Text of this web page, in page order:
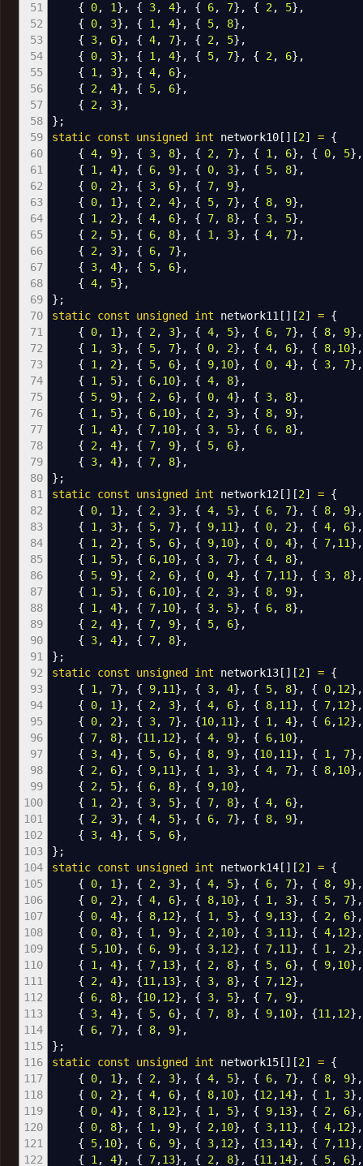
51
52
53
54
55
56
57
58
59
60
61
62
63
64
65
66
67
68
69
70
71
72
73
74
75
76
77
78
79
80
81
82
83
84
85
86
87
88
89
90
91
92
93
94
95
96
97
98
99
100
101
102
103
104
105
106
107
108
109
110
111
112
113
114
115
116
117
118
119
120
121
122
{
0, 1} , { 3, 4} , { 6, 7} , { 2, 5} ,
{
0, 3} , { 1, 4} , { 5, 8} ,
{
3, 6} , { 4, 7} , { 2, 5} ,
{
0, 3} , { 1, 4} , { 5, 7} , { 2, 6} ,
{
1, 3} , { 4, 6} ,
{
2, 4} , { 5, 6} ,
{
2, 3} ,
} ;
static const unsigned int network10[ ] [2] = {
{ 4, 9} , { 3, 8} , { 2, 7} , { 1, 6} , { 0, 5} ,
{
1, 4} , { 6, 9} , { 0, 3} , { 5, 8} ,
{
0, 2} , { 3, 6} , { 7, 9} ,
{
0, 1} , { 2, 4} , { 5, 7} , { 8, 9} ,
{
1, 2} , { 4, 6} , { 7, 8} , { 3, 5} ,
{
2, 5} , { 6, 8} , { 1, 3} , { 4, 7} ,
{
2, 3} , { 6, 7} ,
{
3, 4} , { 5, 6} ,
{ 4, 5} ,
} ;
static const unsigned int network11[ ] [2] = {
{
0, 1} , { 2, 3} , { 4, 5} , { 6, 7} , { 8, 9} ,
{
1, 3} , { 5, 7} , { 0, 2} , { 4, 6} , { 8,10} ,
{
1, 2} , { 5, 6} , { 9,10} , { 0, 4} , { 3, 7} ,
{
1, 5} , { 6,10} , { 4, 8} ,
{
5, 9} , { 2, 6} , { 0, 4} , { 3, 8} ,
{
1, 5} , { 6,10} , { 2, 3} , { 8, 9} ,
{
1, 4} , { 7,10} , { 3, 5} , { 6, 8} ,
{
2, 4} , { 7, 9} , { 5, 6} ,
{
3, 4} , { 7, 8} ,
} ;
static const unsigned int network12[ ] [2] = {
{
0, 1} , { 2, 3} , { 4, 5} , { 6, 7} , { 8, 9}
{
1, 3} , { 5, 7} , { 9,11} , { 0, 2} , { 4, 6}
{
1, 2} , { 5, 6} , { 9,10} , { 0, 4} , { 7,11} ,
{
1, 5} , { 6,10} , { 3, 7} , { 4, 8} ,
{
5, 9} , { 2, 6} , { 0, 4} , { 7,11} , { 3, 8} ,
{
1, 5} , { 6,10} , { 2, 3} , { 8, 9} ,
{
1, 4} , { 7,10} , { 3, 5} , { 6, 8} ,
{
2, 4} , { 7, 9} , { 5, 6} ,
{
3, 4} , { 7, 8} ,
} ;
static const unsigned int network13[ ] [2] = {
{
1, 7} , { 9,11} , { 3, 4} , { 5, 8} , { 0,12}
{
0, 1} , { 2, 3} , { 4, 6} , { 8,11} , { 7,12}
{
0, 2} , { 3, 7} , {10,11} , { 1, 4} , { 6,12} ,
{
7, 8} , {11,12} , { 4, 9} , { 6,10} ,
{
3, 4} , { 5, 6} , { 8, 9} , {10,11} , { 1, 7} ,
{
2, 6} , { 9,11} , { 1, 3} , { 4, 7} , { 8,10}
{
2, 5} , { 6, 8} , { 9,10} ,
{
1, 2} , { 3, 5} , { 7, 8} , { 4, 6} ,
{
2, 3} , { 4, 5} , { 6, 7} , { 8, 9} ,
{
3, 4} , { 5, 6} ,
} ;
static const unsigned int network14[ ] [2] = {
{
0, 1} , { 2, 3} , { 4, 5} , { 6, 7} , { 8, 9}
{
0, 2} , { 4, 6} , { 8,10} , { 1, 3} , { 5, 7}
{
0, 4} , { 8,12} , { 1, 5} , { 9,13} , { 2, 6}
{
0, 8} , { 1, 9} , { 2,10} , { 3,11} , { 4,12}
{
5,10} , { 6, 9} , { 3,12} , { 7,11} , { 1, 2}
{
1, 4} , { 7,13} , { 2, 8} , { 5, 6} , { 9,10} ,
{
2, 4} , {11,13} , { 3, 8} , { 7,12} ,
{
6, 8} , {10,12} , { 3, 5} , { 7, 9} ,
{
3, 4} , { 5, 6} , { 7, 8} , { 9,10} , {11,12} ,
{
6, 7} , { 8, 9} ,
} ;
static const unsigned int network15[ ] [2] = {
{
0, 1} , { 2, 3} , { 4, 5} , { 6, 7} , { 8, 9}
{
0, 2} , { 4, 6} , { 8,10} , {12,14} , { 1, 3}
{
0, 4} , { 8,12} , { 1, 5} , { 9,13} , { 2, 6}
{
0, 8} , { 1, 9} , { 2,10} , { 3,11} , { 4,12}
{
5,10} , { 6, 9} , { 3,12} , {13,14} , { 7,11}
{
1, 4} , { 7,13} , { 2, 8} , {11,14} , { 5, 6}